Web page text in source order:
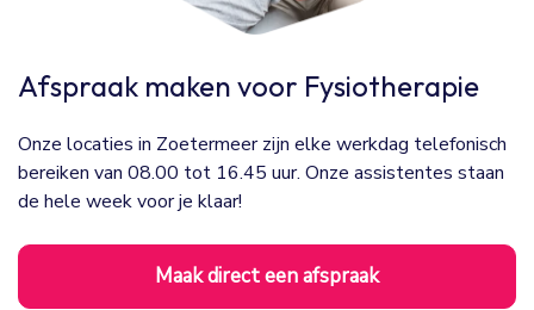
Afspraak maken voor Fysiotherapie
Onze locaties in Zoetermeer zijn elke werkdag telefonisch
bereiken van 08.00 tot 16.45 uur. Onze assistentes staan
de hele week voor je klaar!
Maak direct een afspraak